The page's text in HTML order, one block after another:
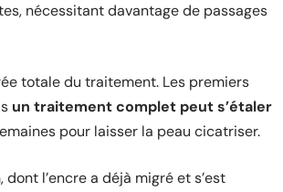
nécessitant davantage de passages
totale du traitement. Les premiers
un traitement complet peut s’étaler
pour laisser la peau cicatriser.
l’encre a déjà migré et s’est